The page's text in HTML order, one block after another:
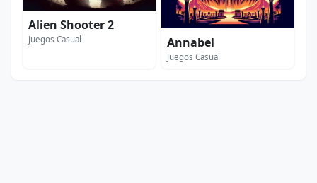
Alien Shooter 2
Juegos Casual Annabel
Juegos Casual